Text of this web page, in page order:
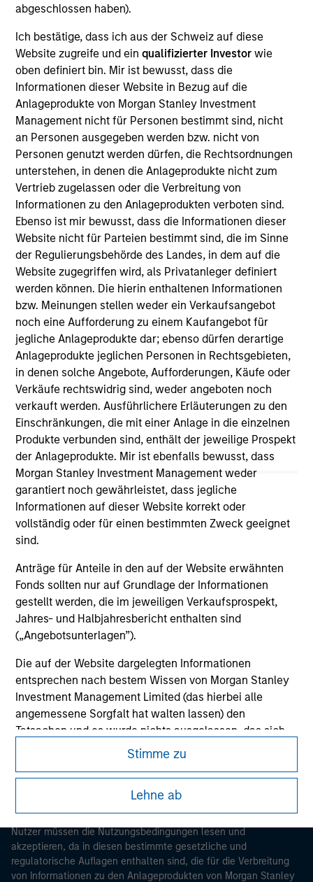
abgeschlossen haben).
Ich bestätige, dass ich aus der Schweiz auf diese
Website zugreife und ein qualifizierter Investor wie
oben definiert bin. Mir ist bewusst, dass die
Informationen dieser Website in Bezug auf die
Anlageprodukte von Morgan Stanley Investment
Management nicht für Personen bestimmt sind, nicht
an Personen ausgegeben werden bzw. nicht von
Personen genutzt werden dürfen, die Rechtsordnungen
unterstehen, in denen die Anlageprodukte nicht zum
Vertrieb zugelassen oder die Verbreitung von
Informationen zu den Anlageprodukten verboten sind.
Ebenso ist mir bewusst, dass die Informationen dieser
Website nicht für Parteien bestimmt sind, die im Sinne
der Regulierungsbehörde des Landes, in dem auf die
Website zugegriffen wird, als Privatanleger definiert
werden können. Die hierin enthaltenen Informationen
bzw. Meinungen stellen weder ein Verkaufsangebot
noch eine Aufforderung zu einem Kaufangebot für
jegliche Anlageprodukte dar; ebenso dürfen derartige
Anlageprodukte jeglichen Personen in Rechtsgebieten,
in denen solche Angebote, Aufforderungen, Käufe oder
Verkäufe rechtswidrig sind, weder angeboten noch
verkauft werden. Ausführlichere Erläuterungen zu den
Einschränkungen, die mit einer Anlage in die einzelnen
Produkte verbunden sind, enthält der jeweilige Prospekt
der Anlageprodukte. Mir ist ebenfalls bewusst, dass
Morgan Stanley Investment Management weder
garantiert noch gewährleistet, dass jegliche
Informationen auf dieser Website korrekt oder
vollständig oder für einen bestimmten Zweck geeignet
sind.
Anträge für Anteile in den auf der Website erwähnten
Fonds sollten nur auf Grundlage der Informationen
gestellt werden, die im jeweiligen Verkaufsprospekt,
Jahres- und Halbjahresbericht enthalten sind
(„Angebotsunterlagen”).
Die auf der Website dargelegten Informationen
entsprechen nach bestem Wissen von Morgan Stanley
Investment Management Limited (das hierbei alle
angemessene Sorgfalt hat walten lassen) den
Tatsachen und es wurde nichts ausgelassen, das sich
auf die Bedeutung dieser Informationen auswirken
seine verbundenen Unternehmen haften jedoch weder
für die Richtigkeit dieser Informationen noch für Fehler
oder Auslassungen durch Dritte.
Um die Nutzung von Anlagefonds für Geldwäsche zu
verhindern, gelten für im Finanzsektor tätige Personen
besondere Verpflichtungen. Vor diesem Hintergrund ist
Stimme zu
Lehne ab
Exit Type
Secondary Buyout
Zenith is the U.K.'s leading independent leasing, fleet
management and vehicle outsourcing businesses.
View Site
Investment Team
Morgan Stanley Capital Partners
As of July 25, 2025. The above is provided for informational
and educational purposes only. There is no guarantee that
the investment mentioned resulted in positive performance
(for realized holdings), or will perform well in the future (for
current holdings). The trademarks and service marks above
are the property of their respective owners. The information
on this website has not been authorized, sponsored, or
otherwise approved by such owners. By clicking on any
links shown here, you agree that you are navigating to a
third party site. We are providing these hyperlinks to you
only as a convenience and the inclusion of any hyperlink is
not and does not imply any endorsement, approval,
investigation, verification or monitoring by us of any
information contained in any hyperlinked site. In no event
shall we be responsible for the information contained on
the site or your use of such site.
Morgan Stanley
Morgan Stanley Careers
Nutzer müssen die Nutzungsbedingungen lesen und
akzeptieren, da in diesen bestimmte gesetzliche und
regulatorische Auflagen enthalten sind, die für die Verbreitung
von Informationen zu den Anlageprodukten von Morgan Stanley